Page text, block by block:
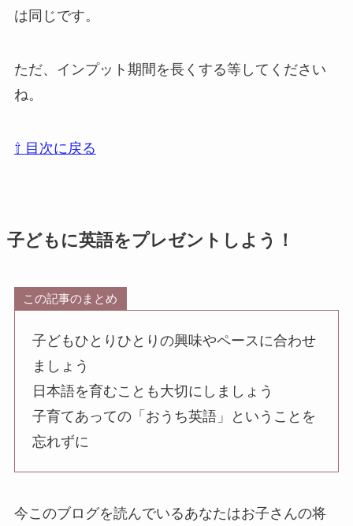
は同じです。
ただ、インプット期間を長くする等してください
ね。
⇧ 目次に戻る
子どもに英語をプレゼントしよう！
この記事のまとめ
子どもひとりひとりの興味やペースに合わせ
ましょう
日本語を育むことも大切にしましょう
子育てあっての「おうち英語」ということを
忘れずに
今このブログを読んでいるあなたはお子さんの将